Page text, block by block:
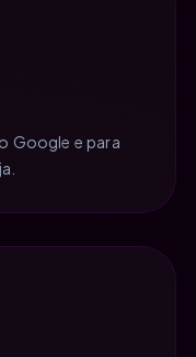
Google e para